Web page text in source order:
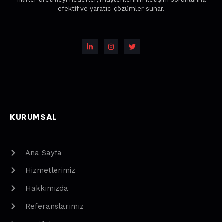
efektif ve yaratıcı çözümler sunar.
KURUMSAL
Ana Sayfa
Hizmetlerimiz
Hakkımızda
Referanslarımız